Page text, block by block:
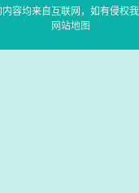
容均来自互联网，如有侵权我
网站地图